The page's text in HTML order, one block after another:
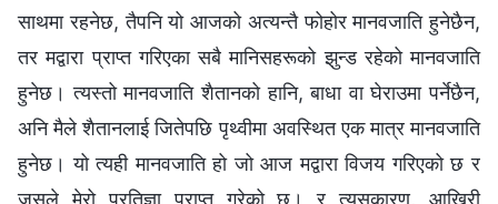
साथमा रहनेछ, तैपनि यो आजको अत्यन्तै फोहोर मानवजाति हुनेछैन,
तर मद्वारा प्राप्त गरिएका सबै मानिसहरूको झुन्ड रहेको मानवजाति
हुनेछ। त्यस्तो मानवजाति शैतानको हानि, बाधा वा घेराउमा पर्नेछैन,
अनि मैले शैतानलाई जितेपछि पृथ्वीमा अवस्थित एक मात्र मानवजाति
हुनेछ। यो त्यही मानवजाति हो जो आज मद्वारा विजय गरिएको छ र
जसले मेरो प्रतिज्ञा प्राप्त गरेको छ। र त्यसकारण, आखिरी